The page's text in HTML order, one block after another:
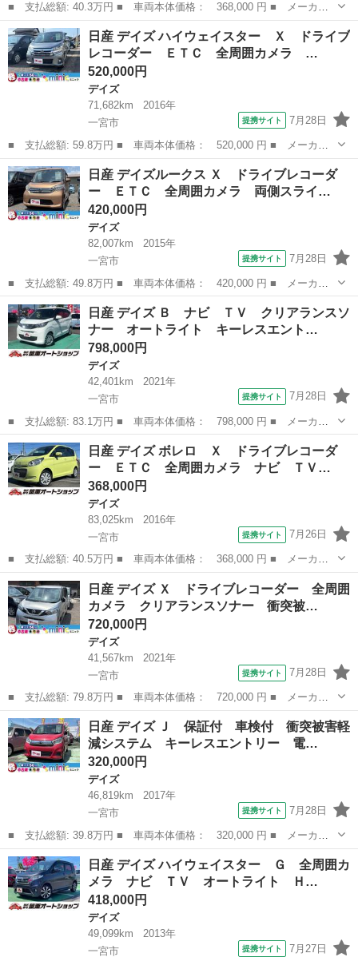
■ 支払総額: 40.3万円 ■ 車両本体価格： 368,000 円 ■ メーカー
名： 日産 ■ 車種名： デイズ ■ グレード名： Ｘ ＥＴＣ 全
周囲カメラ ナビ ＴＶ スマートキー アイドリングストップ 電
動格納ミラー...
愛知 一宮市 デイズ
日産 デイズ ハイウェイスター Ｘ ドライブ
レコーダー ＥＴＣ 全周囲カメラ …
520,000円
デイズ
71,682km
2016年
一宮市
提携サイト 7月28日
■ 支払総額: 59.8万円 ■ 車両本体価格： 520,000 円 ■ メーカー
名： 日産 ■ 車種名： デイズ ■ グレード名： ハイウェイスタ
ー Ｘ ドライブレコーダー ＥＴＣ 全周囲カメラ ナビ ＴＶ
衝突被害軽減...
愛知 一宮市 デイズ
日産 デイズルークス Ｘ ドライブレコーダ
ー ＥＴＣ 全周囲カメラ 両側スライ…
420,000円
デイズ
82,007km
2015年
一宮市
提携サイト 7月28日
■ 支払総額: 49.8万円 ■ 車両本体価格： 420,000 円 ■ メーカー
名： 日産 ■ 車種名： デイズルークス ■ グレード名： Ｘ ド
ライブレコーダー ＥＴＣ 全周囲カメラ 両側スライド・片側電
動 ナビ ＴＶ...
愛知 一宮市 デイズ
日産 デイズ Ｂ ナビ ＴＶ クリアランスソ
ナー オートライト キーレスエント…
798,000円
デイズ
42,401km
2021年
一宮市
提携サイト 7月28日
■ 支払総額: 83.1万円 ■ 車両本体価格： 798,000 円 ■ メーカー
名： 日産 ■ 車種名： デイズ ■ グレード名： Ｂ ナビ Ｔ
Ｖ クリアランスソナー オートライト キーレスエントリー アイ
ドリングストッ...
愛知 一宮市 デイズ
日産 デイズ ボレロ Ｘ ドライブレコーダ
ー ＥＴＣ 全周囲カメラ ナビ ＴＶ…
368,000円
デイズ
83,025km
2016年
一宮市
提携サイト 7月26日
■ 支払総額: 40.5万円 ■ 車両本体価格： 368,000 円 ■ メーカー
名： 日産 ■ 車種名： デイズ ■ グレード名： ボレロ Ｘ ド
ライブレコーダー ＥＴＣ 全周囲カメラ ナビ ＴＶ 衝突被害軽
減システム ...
愛知 一宮市 デイズ
日産 デイズ Ｘ ドライブレコーダー 全周囲
カメラ クリアランスソナー 衝突被…
720,000円
デイズ
41,567km
2021年
一宮市
提携サイト 7月28日
■ 支払総額: 79.8万円 ■ 車両本体価格： 720,000 円 ■ メーカー
名： 日産 ■ 車種名： デイズ ■ グレード名： Ｘ ドライブレ
コーダー 全周囲カメラ クリアランスソナー 衝突被害軽減システ
ム スマート...
愛知 一宮市 デイズ
日産 デイズ Ｊ 保証付 車検付 衝突被害軽
減システム キーレスエントリー 電…
320,000円
デイズ
46,819km
2017年
一宮市
提携サイト 7月28日
■ 支払総額: 39.8万円 ■ 車両本体価格： 320,000 円 ■ メーカー
名： 日産 ■ 車種名： デイズ ■ グレード名： Ｊ 保証付 車
検付 衝突被害軽減システム キーレスエントリー 電動格納ミラ
ー ベンチシー...
愛知 一宮市 デイズ
日産 デイズ ハイウェイスター Ｇ 全周囲カ
メラ ナビ ＴＶ オートライト Ｈ…
418,000円
デイズ
49,099km
2013年
一宮市
提携サイト 7月27日